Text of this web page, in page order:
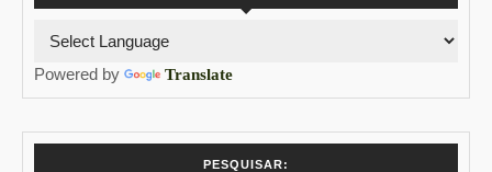
Powered by Translate
PESQUISAR: